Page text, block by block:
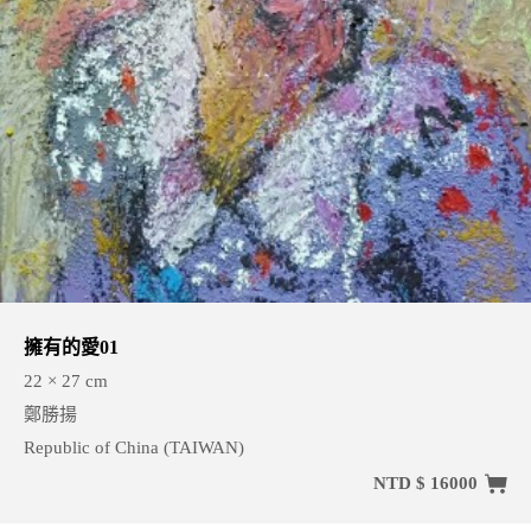
擁有的愛01
22 × 27 cm
鄭勝揚
Republic of China (TAIWAN)
NTD $ 16000